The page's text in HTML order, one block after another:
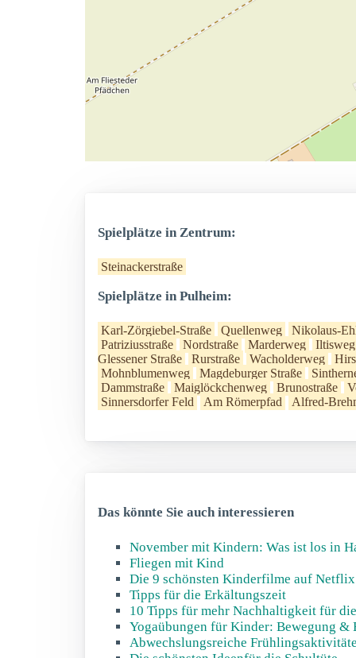
Spielplätze in Zentrum:
Steinackerstraße
Spielplätze in Pulheim:
Karl-Zörgiebel-Straße Quellenweg
Nikolaus-
Patriziusstraße
Nordstraße Marderweg
Iltisweg
Glessener Straße
Rurstraße Wacholderweg
Mohnblumenweg
Magdeburger Straße
Dammstraße
Maiglöckchenweg Brunostraße
Sinnersdorfer Feld
Am Römerpfad Alfred-
Das könnte Sie auch interessieren
November mit Kindern: Was ist los in
Fliegen mit Kind
Die 9 schönsten Kinderfilme auf Netflix
Tipps für die Erkältungszeit
10 Tipps für mehr Nachhaltigkeit für
Yogaübungen für Kinder: Bewegung &
Abwechslungsreiche